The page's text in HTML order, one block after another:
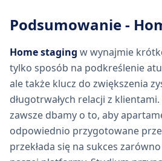
Podsumowanie -
Home staging w wynajmie
tylko sposób na podkreślenie
ale także klucz do zwiększenia
długotrwałych relacji z
zawsze dbamy o to, aby
odpowiednio przygotowane
przekłada się na sukces